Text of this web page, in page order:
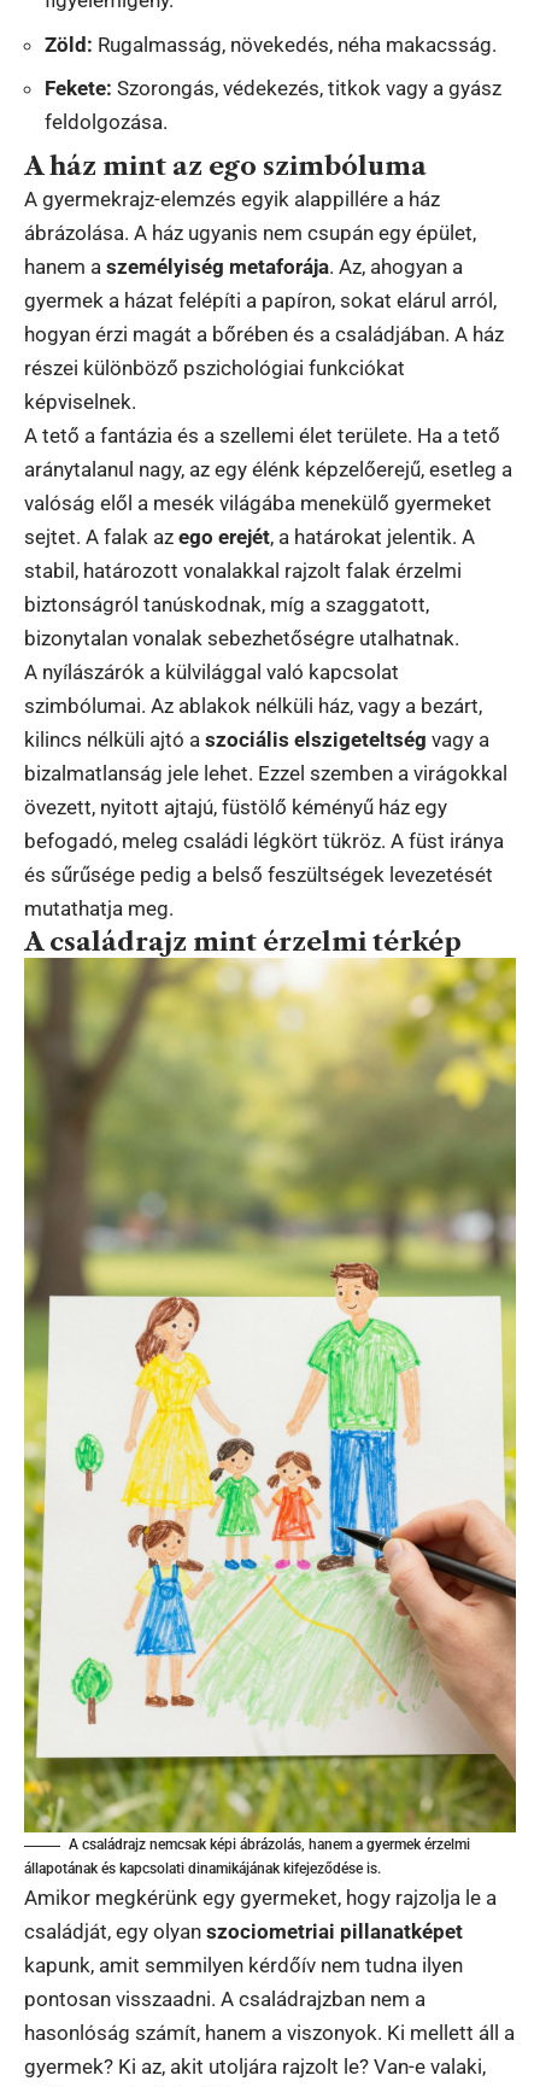
Zöld: Rugalmasság, növekedés, néha makacsság.
Fekete: Szorongás, védekezés, titkok vagy a gyász
feldolgozása.
A ház mint az ego szimbóluma
A gyermekrajz-elemzés egyik alappillére a ház
ábrázolása. A ház ugyanis nem csupán egy épület,
hanem a személyiség metaforája. Az, ahogyan a
gyermek a házat felépíti a papíron, sokat elárul arról,
hogyan érzi magát a bőrében és a családjában. A ház
részei különböző pszichológiai funkciókat
képviselnek.
A tető a fantázia és a szellemi élet területe. Ha a tető
aránytalanul nagy, az egy élénk képzelőerejű, esetleg a
valóság elől a mesék világába menekülő gyermeket
sejtet. A falak az ego erejét, a határokat jelentik. A
stabil, határozott vonalakkal rajzolt falak érzelmi
biztonságról tanúskodnak, míg a szaggatott,
bizonytalan vonalak sebezhetőségre utalhatnak.
A nyílászárók a külvilággal való kapcsolat
szimbólumai. Az ablakok nélküli ház, vagy a bezárt,
kilincs nélküli ajtó a szociális elszigeteltség vagy a
bizalmatlanság jele lehet. Ezzel szemben a virágokkal
övezett, nyitott ajtajú, füstölő kéményű ház egy
befogadó, meleg családi légkört tükröz. A füst iránya
és sűrűsége pedig a belső feszültségek levezetését
mutathatja meg.
A családrajz mint érzelmi térkép
A családrajz nemcsak képi ábrázolás, hanem a gyermek érzelmi
állapotának és kapcsolati dinamikájának kifejeződése is.
Amikor megkérünk egy gyermeket, hogy rajzolja le a
családját, egy olyan szociometriai pillanatképet
kapunk, amit semmilyen kérdőív nem tudna ilyen
pontosan visszaadni. A családrajzban nem a
hasonlóság számít, hanem a viszonyok. Ki mellett áll a
gyermek? Ki az, akit utoljára rajzolt le? Van-e valaki,